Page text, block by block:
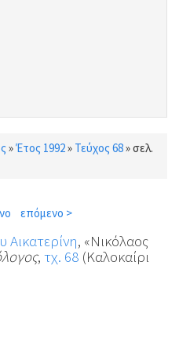
»Έτος 1992» Τεύχος 68»σελ.
επόμενο >
Αικατερίνη, «Νικόλαος
, τχ. 68 (Καλοκαίρι